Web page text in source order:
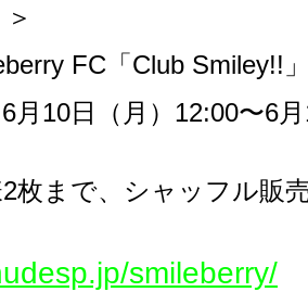
FC「Club Smiley!!
月10日（月）12:00〜6
枚まで、シャッフル販
smileberry/